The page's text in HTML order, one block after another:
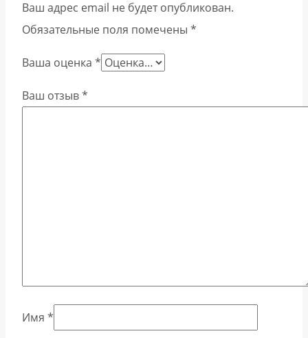
Ваш адрес email не будет опубликован.
Обязательные поля помечены *
Ваша оценка *
Ваш отзыв*
Имя *